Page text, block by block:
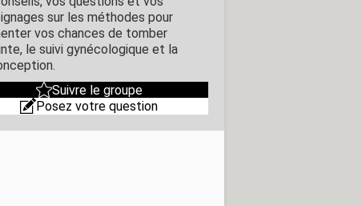
sur les méthodes pour
vos chances de tomber
le suivi gynécologique et la
Suivre le groupe
Posez votre question